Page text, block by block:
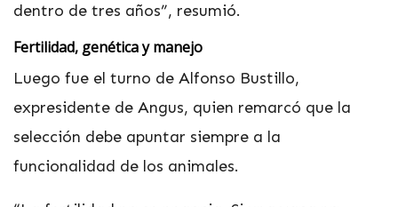
dentro de tres años”, resumió.
Fertilidad, genética y manejo
Luego fue el turno de Alfonso Bustillo,
expresidente de Angus, quien remarcó que la
selección debe apuntar siempre a la
funcionalidad de los animales.